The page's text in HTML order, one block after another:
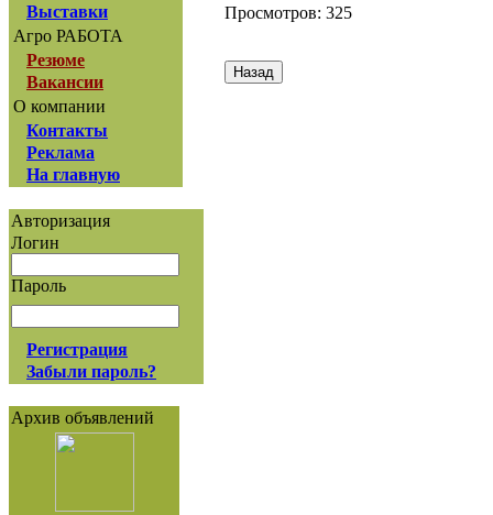
Выставки
Агро РАБОТА
Резюме
Вакансии
О компании
Контакты
Реклама
На главную
Авторизация
Логин
Пароль
Регистрация
Забыли пароль?
Архив объявлений
Просмотров: 325